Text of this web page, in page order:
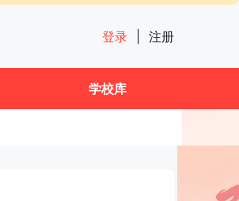
登录 注册
学校库